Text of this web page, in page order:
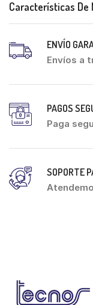
Características De
ENVÍO
Envíos a
PAGOS
Paga
SOPORTE